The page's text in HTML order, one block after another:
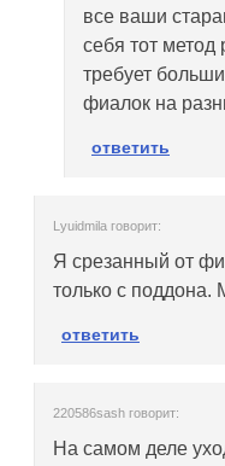
все ваши
себя тот
требует
фиалок на
ответить
Lyuidmila говорит:
Я срезанный от
только с поддона.
ответить
220586sash говорит:
На самом деле